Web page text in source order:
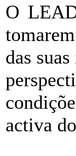
O
das
activa